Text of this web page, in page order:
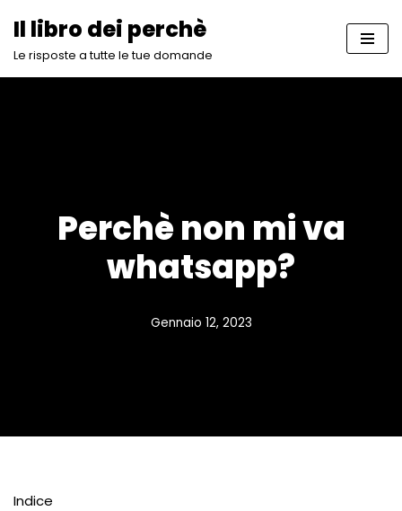
Vai
Il libro dei perchè
Le risposte a tutte le tue domande
Perchè non mi va
whatsapp?
Gennaio 12, 2023
Indice